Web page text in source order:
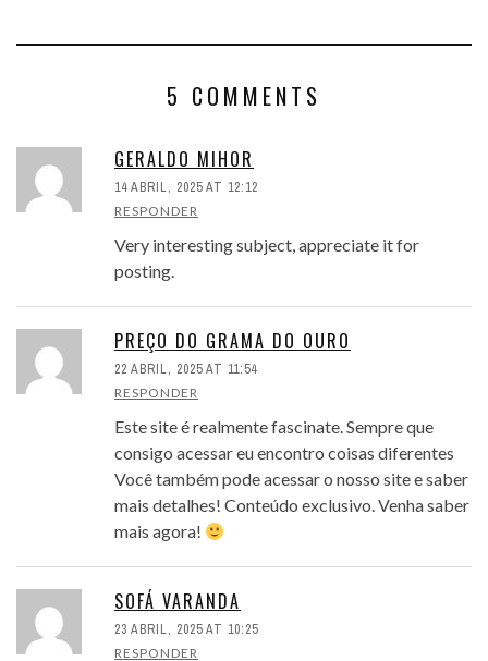
5 COMMENTS
GERALDO MIHOR
14 ABRIL, 2025 AT 12:12
RESPONDER
Very interesting subject, appreciate it for
posting.
PREÇO DO GRAMA DO OURO
22 ABRIL, 2025 AT 11:54
RESPONDER
Este site é realmente fascinate. Sempre que
consigo acessar eu encontro coisas diferentes
Você também pode acessar o nosso site e saber
mais detalhes! Conteúdo exclusivo. Venha saber
mais agora!
SOFÁ VARANDA
23 ABRIL, 2025 AT 10:25
RESPONDER